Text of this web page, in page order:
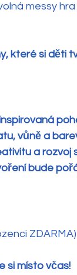
messy
které si děti
vůně a
a rozvoj
bude
ZDARMA)
si místo včas!